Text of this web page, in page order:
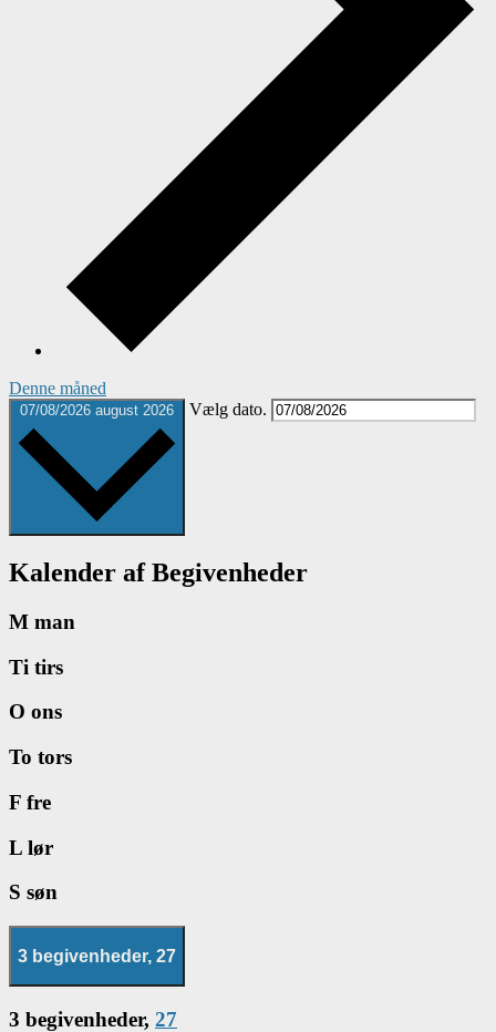
Denne måned
07/08/2026 august 2026 Vælg dato.
Kalender af Begivenheder
M man
Ti tirs
O ons
To tors
F fre
L lør
S søn
3 begivenheder, 27
3 begivenheder, 27